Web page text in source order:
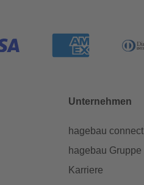
Unternehmen
hagebau connect
hagebau Gruppe
Karriere